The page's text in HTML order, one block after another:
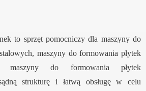
to sprzęt pomocniczy dla maszyny do
maszyny do formowania płytek
maszyny do formowania płytek
strukturę i łatwą obsługę w celu